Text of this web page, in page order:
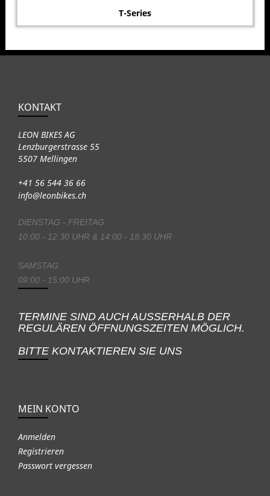
T-Series
KONTAKT
LEON BIKES AG
Lenzburgerstrasse 55
5507 Mellingen
+41 56 544 36 66
info@leonbikes.ch
DIENSTAG - FREITAG
10:00 - 12:30 UHR & 14:00 - 18:30 UHR
SAMSTAG
09:00 - 15:00 UHR
TERMINE SIND AUCH AUSSERHALB DER
REGULÄREN ÖFFNUNGSZEITEN MÖGLICH.
BITTE KONTAKTIEREN SIE UNS
MEIN KONTO
Anmelden
Registrieren
Passwort vergessen